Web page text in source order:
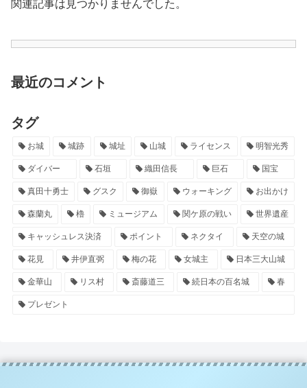
関連記事は見つかりませんでした。
最近のコメント
タグ
お城 城跡 城址 山城 ライセンス 明智光秀
ダイバー 石垣 織田信長 巨石 国宝
真田十勇士 グスク 御嶽 ウォーキング お出かけ
森蘭丸 櫓 ミュージアム 関ケ原の戦い 世界遺産
キャッシュレス決済 ポイント ネクタイ 天空の城
花見 井伊直弼 梅の花 女城主 日本三大山城
金華山 リス村 斎藤道三 続日本の百名城 春
プレゼント